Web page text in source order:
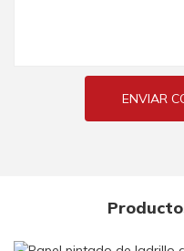
ENVIAR